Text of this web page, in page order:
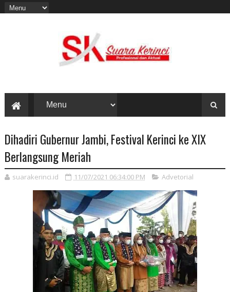
Dihadiri Gubernur Jambi, Festival Kerinci ke XIX
Berlangsung Meriah
suarakerinci.id 11/07/2021 06:34:00 PM Advetorial